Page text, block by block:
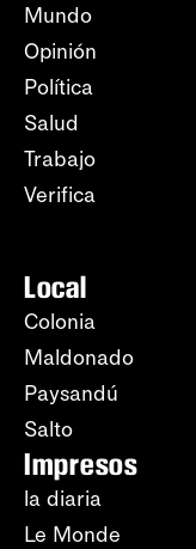
Mundo
Opinión
Política
Salud
Trabajo
Verifica
Local
Colonia
Maldonado
Paysandú
Salto
Impresos
la diaria
Le Monde